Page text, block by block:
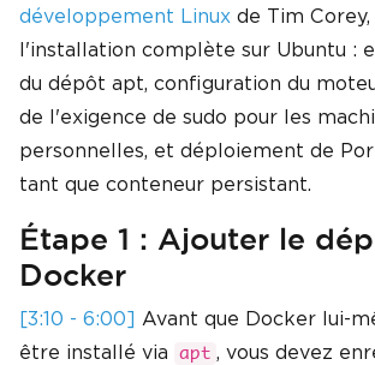
développement Linux de Tim
l'installation complète sur Ubuntu :
du dépôt apt, configuration du
de l'exigence de sudo pour les
personnelles, et déploiement de
tant que conteneur persistant.
Étape 1 : Ajouter le
Docker
[3:10 - 6:00] Avant que Docker lui-
être installé via
apt , vous devez